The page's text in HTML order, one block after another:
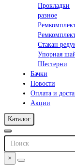
Прокладки
разное
Стакан
Упорная
Шестерни
Бачки
Новости
Оплата и
Акции
Каталог
×